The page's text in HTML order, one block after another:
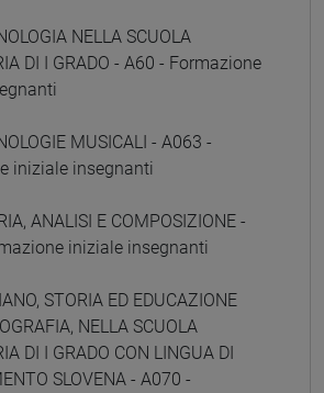
NELLA SCUOLA
DI I GRADO - A60 - Formazione
MUSICALI - A063 -
iniziale insegnanti
ANALISI E COMPOSIZIONE -
iniziale insegnanti
STORIA ED EDUCAZIONE
NELLA SCUOLA
DI I GRADO CON LINGUA DI
SLOVENA - A070 -